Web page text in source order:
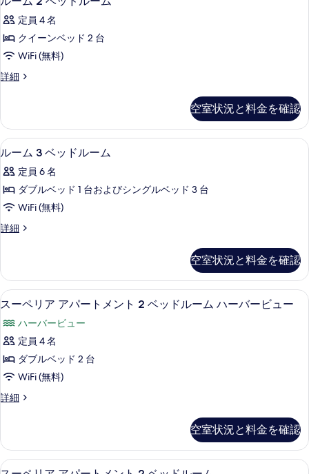
の
す
べ
て
真
を
表
示
す
る
ー
ム
詳
細
ー
ム
2
ベ
ッ
ル
ー
ム
の
す
べ
て
真
を
示
す
る
定員 4 名
クイーンベッド 2 台
WiFi (無料)
詳細
ル
ベ
ッ
ド
ー
ム
詳
細
空室状況と料金を確認
ル
ー
ム
3
ベ
ッ
ル
ー
ム
の
す
べ
て
の
を
表
ルーム 3 ベッドルーム | ミニバー、
5
ルーム 3 ベッドルーム
定員 6 名
ダブルベッド 1 台およびシングルベッド 3 台
WiFi (無料)
詳細
ル
ベ
ッ
ド
ー
ム
詳
細
空室状況と料金を確認
ス
ペ
リ
ア
パ
ト
メ
スーペリア アパートメント 2 ベッ
7
スーペリア アパートメント 2 ベッドルーム ハーバービュー
ハーバービュー
定員 4 名
ダブルベッド 2 台
WiFi (無料)
詳細
ス
ア
ア
パ
空室状況と料金を確認
ス
スーペリア アパートメント 2 ベッ
6